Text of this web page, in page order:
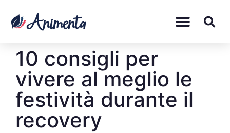
10 consigli per
vivere al meglio le
festività durante il
recovery